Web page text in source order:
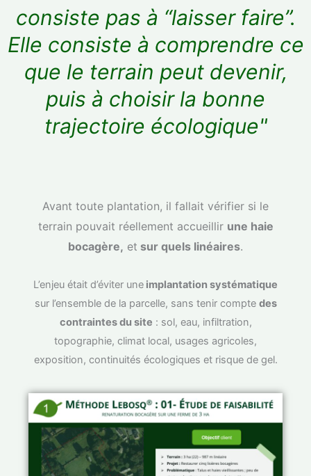
consiste pas à “laisser faire”.
Elle consiste à comprendre ce
que le terrain peut devenir,
puis à choisir la bonne
trajectoire écologique"
Avant toute plantation, il fallait vérifier si le
terrain pouvait réellement accueillir une haie
bocagère, et sur quels linéaires.
L’enjeu était d’éviter une implantation systématique
sur l’ensemble de la parcelle, sans tenir compte des
contraintes du site : sol, eau, infiltration,
topographie, climat local, usages agricoles,
exposition, continuités écologiques et risque de gel.